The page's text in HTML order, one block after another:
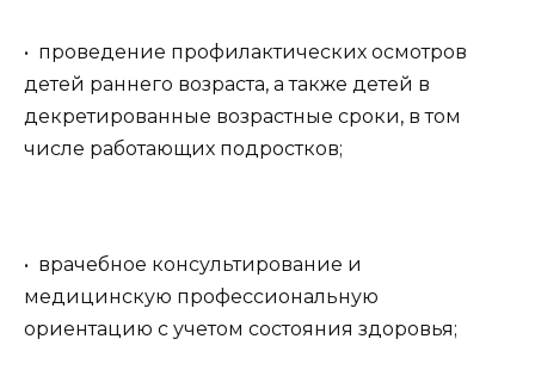
• проведение профилактических осмотров
детей раннего возраста, а также детей в
декретированные возрастные сроки, в том
числе работающих подростков;
• врачебное консультирование и
медицинскую профессиональную
ориентацию с учетом состояния здоровья;